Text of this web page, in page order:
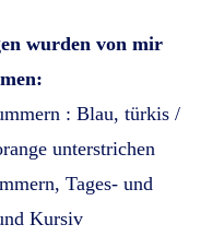
wurden von mir
: Blau, türkis /
unterstrichen
Tages- und
Kursiv